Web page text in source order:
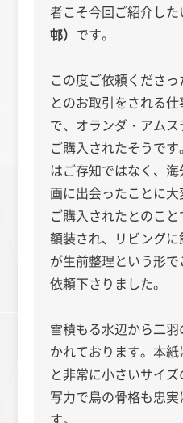
者こそ今回ご紹介した
邨） です。
この度ご依頼くださ
とのお取引をされる
で、オランダ・アム
ご購入されたそうで
はご存知ではなく、
画に出会ったことに
ご購入されたとのこ
額装され、リビング
が生前整理という形
依頼下さりました。
雪積もる水辺から二
かれております。本
と非常に小さいサイ
写力で鳥の骨格も忠
す。